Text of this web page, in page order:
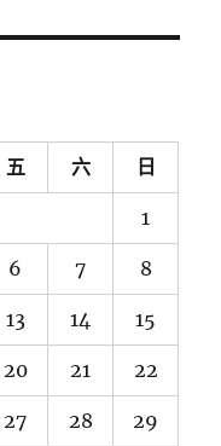
五 六 日
1
6 7 8
13 14 15
20 21 22
27 28 29